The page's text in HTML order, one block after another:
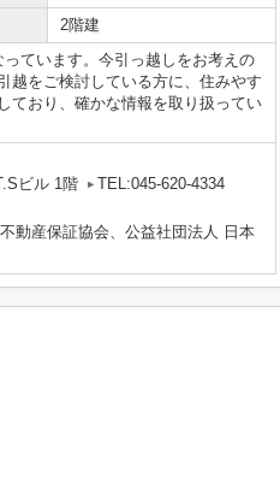
2階建
ています。今引っ越しをお考えの
越をご検討している方に、住みやす
ており、確かな情報を取り扱ってい
ビル 1階
TEL:045-620-4334
動産保証協会、公益社団法人 日本